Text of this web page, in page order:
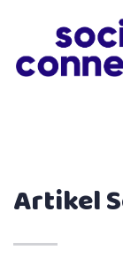
Artikel